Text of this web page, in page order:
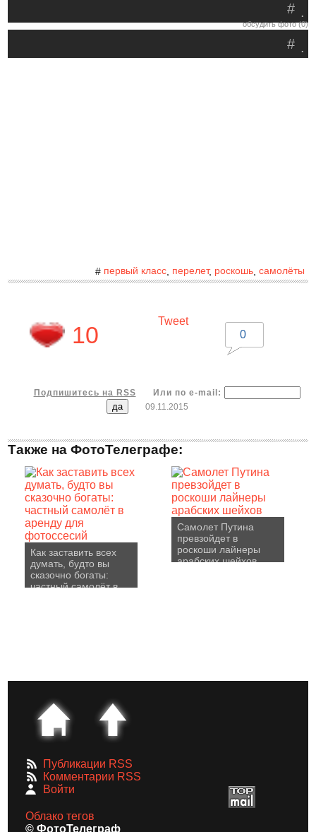
.
#
обсудить фото (0)
.
#
# первый класс, перелет, роскошь, самолёты
10
Tweet
0
Подпишитесь на RSS
Или по e-mail:
09.11.2015
Также на ФотоТелеграфе:
Как заставить всех
думать, будто вы
сказочно богаты:
частный самолёт в
Самолет Путина
превзойдет в
роскоши лайнеры
арабских шейхов
Публикации RSS
Комментарии RSS
Войти
Облако тегов
© ФотоТелеграф